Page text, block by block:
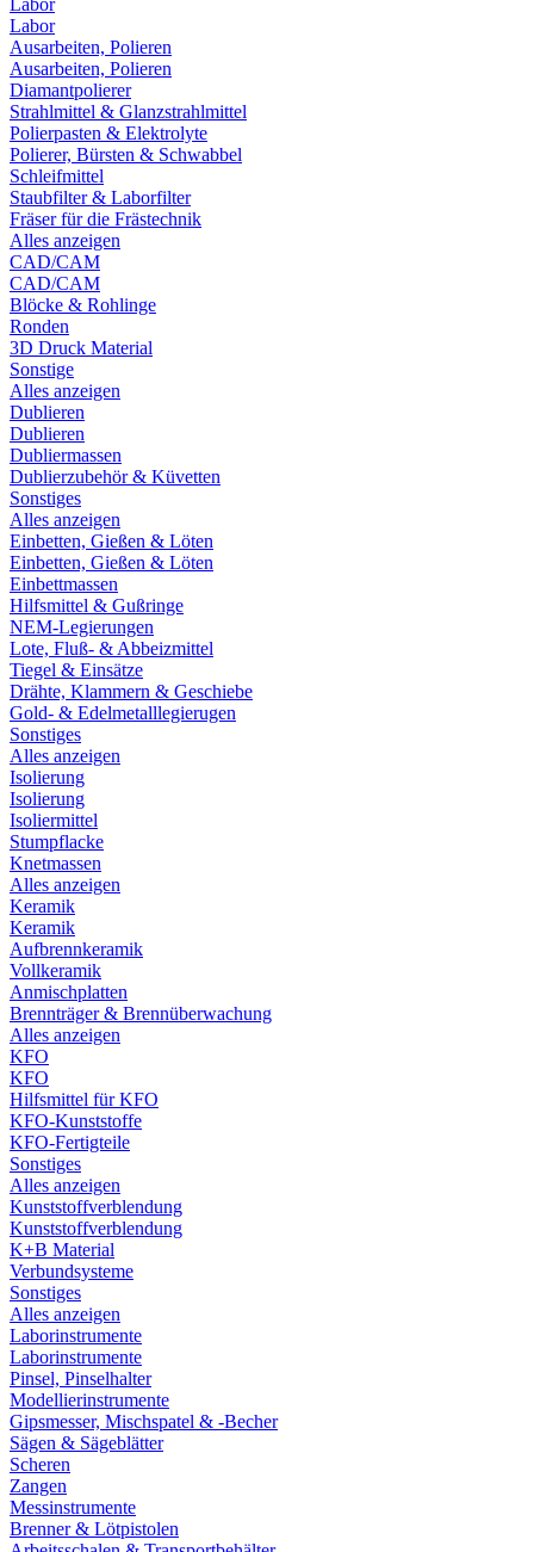
Labor
Labor
Ausarbeiten, Polieren
Ausarbeiten, Polieren
Diamantpolierer
Strahlmittel & Glanzstrahlmittel
Polierpasten & Elektrolyte
Polierer, Bürsten & Schwabbel
Schleifmittel
Staubfilter & Laborfilter
Fräser für die Frästechnik
Alles anzeigen
CAD/CAM
CAD/CAM
Blöcke & Rohlinge
Ronden
3D Druck Material
Sonstige
Alles anzeigen
Dublieren
Dublieren
Dubliermassen
Dublierzubehör & Küvetten
Sonstiges
Alles anzeigen
Einbetten, Gießen & Löten
Einbetten, Gießen & Löten
Einbettmassen
Hilfsmittel & Gußringe
NEM-Legierungen
Lote, Fluß- & Abbeizmittel
Tiegel & Einsätze
Drähte, Klammern & Geschiebe
Gold- & Edelmetalllegierugen
Sonstiges
Alles anzeigen
Isolierung
Isolierung
Isoliermittel
Stumpflacke
Knetmassen
Alles anzeigen
Keramik
Keramik
Aufbrennkeramik
Vollkeramik
Anmischplatten
Brennträger & Brennüberwachung
Alles anzeigen
KFO
KFO
Hilfsmittel für KFO
KFO-Kunststoffe
KFO-Fertigteile
Sonstiges
Alles anzeigen
Kunststoffverblendung
Kunststoffverblendung
K+B Material
Verbundsysteme
Sonstiges
Alles anzeigen
Laborinstrumente
Laborinstrumente
Pinsel, Pinselhalter
Modellierinstrumente
Gipsmesser, Mischspatel & -Becher
Sägen & Sägeblätter
Scheren
Zangen
Messinstrumente
Brenner & Lötpistolen